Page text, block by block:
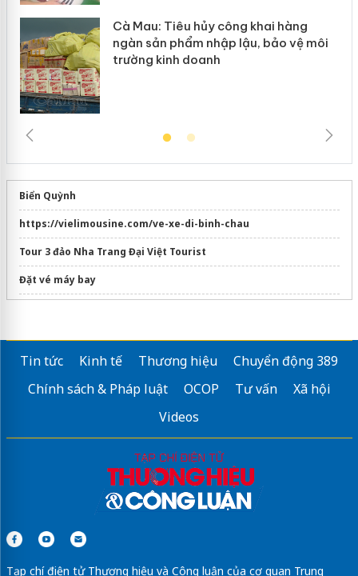
Cà Mau: Tiêu hủy công khai hàng
ngàn sản phẩm nhập lậu, bảo vệ môi
trường kinh doanh
Biển Quỳnh
https://vielimousine.com/ve-xe-di-binh-chau
Tour 3 đảo Nha Trang Đại Việt Tourist
Đặt vé máy bay
Vietnam motorbike tours
Làm visa Hàn Quốctư vấn nhiệt tình
giá rẻ chất lượng cao
Tin tức Kinh tế Thương hiệu
Chuyển động 389
Chính sách & Pháp luật
OCOP Tư vấn
Xã hội
Videos
Tạp chí điện tử Thương hiệu và Công luận của cơ quan Trung